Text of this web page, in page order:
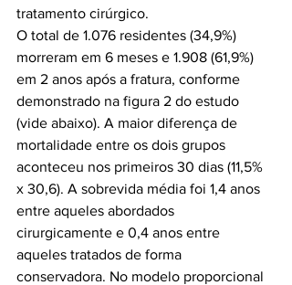
tratamento cirúrgico.
O total de 1.076 residentes (34,9%)
morreram em 6 meses e 1.908 (61,9%)
em 2 anos após a fratura, conforme
demonstrado na figura 2 do estudo
(vide abaixo). A maior diferença de
mortalidade entre os dois grupos
aconteceu nos primeiros 30 dias (11,5%
x 30,6). A sobrevida média foi 1,4 anos
entre aqueles abordados
cirurgicamente e 0,4 anos entre
aqueles tratados de forma
conservadora. No modelo proporcional